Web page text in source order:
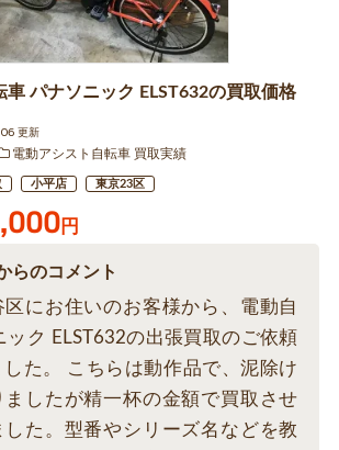
車 パナソニック ELST632の買取価格
更新
電動アシスト自転車 買取実績
小平店 東京23区
円
らのコメント
にお住いのお客様から、電動自
ック ELST632の出張買取のご依頼
した。 こちらは動作品で、泥除け
ましたが精一杯の金額で買取させ
した。型番やシリーズ名などを教